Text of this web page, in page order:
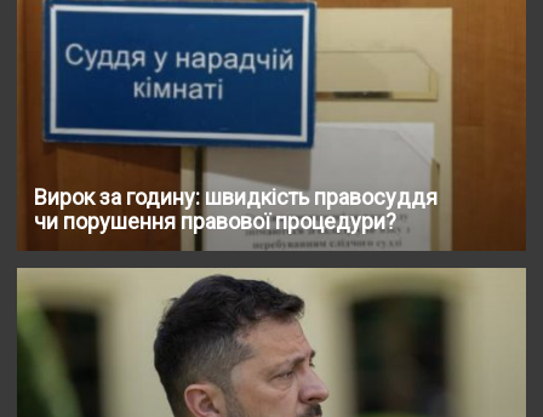
Вирок за годину: швидкість правосуддя
чи порушення правової процедури?